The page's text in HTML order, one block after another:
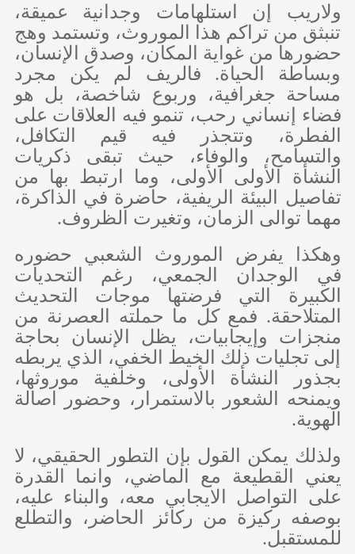
ولاريب إن استلهامات وجدانية عميقة،
تنبثق من تراكم هذا الموروث، وتستمد وهج
حضورها من غواية المكان، وصدق الإنسان،
وبساطة الحياة. فالريف لم يكن مجرد
مساحة جغرافية، وربوع شاخصة، بل هو
فضاء إنساني رحب، تنمو فيه العلاقات على
الفطرة، وتتجذر فيه قيم التكافل،
والتسامح، والوفاء، حيث تبقى ذكريات
النشأة الأولى الأولى، وما ارتبط بها من
تفاصيل البيئة الريفية، حاضرة في الذاكرة،
مهما توالى الزمان، وتغيرت الظروف.
وهكذا يفرض الموروث الشعبي حضوره
في الوجدان الجمعي، رغم التحديات
الكبيرة التي فرضتها موجات التحديث
المتلاحقة. فمع كل ما حملته العصرنة من
منجزات وإيجابيات، يظل الإنسان بحاجة
إلى تجليات ذلك الخيط الخفي، الذي يربطه
بجذور النشأة الأولى، وخلفية موروثها،
ويمنحه الشعور بالاستمرار، وحضور اصالة
الهوية.
ولذلك يمكن القول بإن التطور الحقيقي، لا
يعني القطيعة مع الماضي، وانما القدرة
على التواصل الايجابي معه، والبناء عليه،
بوصفه ركيزة من ركائز الحاضر، والتطلع
للمستقبل.